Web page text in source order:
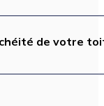
de votre